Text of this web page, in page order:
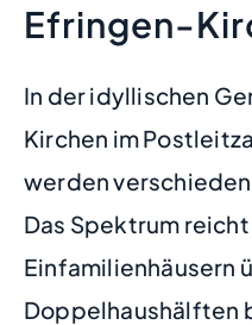
Efringen-
In der idyllischen
Kirchen im
werden
Das Spektrum
Einfamilienhäusern
Doppelhaushälften